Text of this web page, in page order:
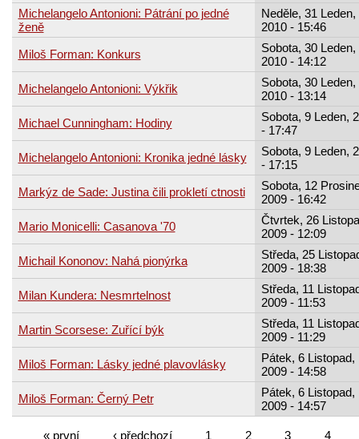
Michelangelo Antonioni: Pátrání po jedné
ženě
Neděle, 31 Leden,
2010 - 15:46
Miloš Forman: Konkurs
Sobota, 30 Leden,
2010 - 14:12
Michelangelo Antonioni: Výkřik
Sobota, 30 Leden,
2010 - 13:14
Michael Cunningham: Hodiny
Sobota, 9 Leden,
- 17:47
Michelangelo Antonioni: Kronika jedné lásky
Sobota, 9 Leden,
- 17:15
Markýz de Sade: Justina čili prokletí ctnosti
Sobota, 12
2009 - 16:42
Mario Monicelli: Casanova '70
Čtvrtek, 26
2009 - 12:09
Michail Kononov: Nahá pionýrka
Středa, 25
2009 - 18:38
Milan Kundera: Nesmrtelnost
Středa, 11
2009 - 11:53
Martin Scorsese: Zuřící býk
Středa, 11
2009 - 11:29
Miloš Forman: Lásky jedné plavovlásky
Pátek, 6 Listopad,
2009 - 14:58
Miloš Forman: Černý Petr
Pátek, 6 Listopad,
2009 - 14:57
« první ‹ předchozí 1 2 3
4